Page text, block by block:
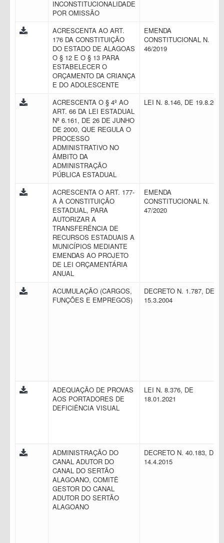
INCONSTITUCIONALIDADE
POR OMISSÃO
ACRESCENTA AO ART.
176 DA CONSTITUIÇÃO
DO ESTADO DE ALAGOAS
O § 12 E O § 13 PARA
ESTABELECER O
ORÇAMENTO DA CRIANÇA
E DO ADOLESCENTE
EMENDA
CONSTITUCIONAL N.
46/2019
ACRESCENTA O § 4º AO
ART. 66 DA LEI ESTADUAL
Nº 6.161, DE 26 DE JUNHO
DE 2000, QUE REGULA O
PROCESSO
ADMINISTRATIVO NO
ÂMBITO DA
ADMINISTRAÇÃO
PÚBLICA ESTADUAL
LEI N. 8.146, DE
ACRESCENTA O ART. 177-
A À CONSTITUIÇÃO
ESTADUAL, PARA
AUTORIZAR A
TRANSFERÊNCIA DE
RECURSOS ESTADUAIS A
MUNICÍPIOS MEDIANTE
EMENDAS AO PROJETO
DE LEI ORÇAMENTÁRIA
ANUAL
EMENDA
CONSTITUCIONAL N.
47/2020
ACUMULAÇÃO (CARGOS,
FUNÇÕES E EMPREGOS)
DECRETO N. 1.787, DE
15.3.2004
ADEQUAÇÃO DE PROVAS
AOS PORTADORES DE
DEFICIÊNCIA VISUAL
LEI N. 8.376, DE
18.01.2021
ADMINISTRAÇÃO DO
CANAL ADUTOR DO
CANAL DO SERTÃO
ALAGOANO, COMITÊ
GESTOR DO CANAL
ADUTOR DO SERTÃO
ALAGOANO
DECRETO N. 40.183, DE
14.4.2015